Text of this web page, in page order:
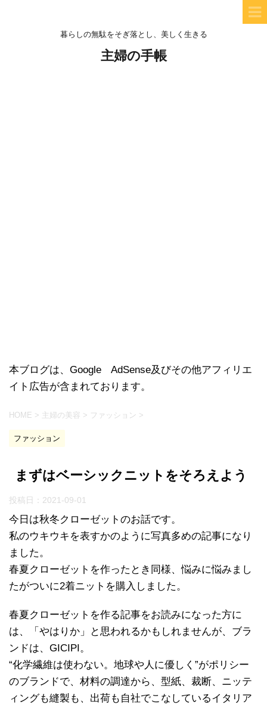
暮らしの無駄をそぎ落とし、美しく生きる
主婦の手帳
本ブログは、Google AdSense及びその他アフィリエ
イト広告が含まれております。
HOME > 主婦の美容 > ファッション >
ファッション
まずはベーシックニットをそろえよう
投稿日： 2021-09-01
今日は秋冬クローゼットのお話です。
私のウキウキを表すかのように写真多めの記事になり
ました。
春夏クローゼットを作ったとき同様、悩みに悩みまし
たがついに2着ニットを購入しました。
春夏クローゼットを作る記事をお読みになった方に
は、「やはりか」と思われるかもしれませんが、ブラ
ンドは、GICIPI。
“化学繊維は使わない。地球や人に優しく”がポリシー
のブランドで、材料の調達から、型紙、裁断、ニッテ
ィングも縫製も、出荷も自社でこなしているイタリア